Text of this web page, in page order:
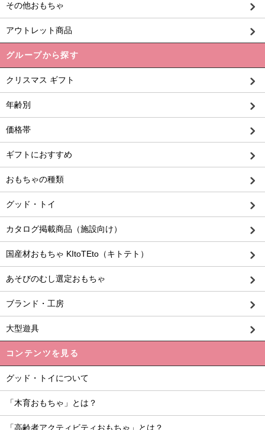
その他おもちゃ
アウトレット商品
グループから探す
クリスマス ギフト
年齢別
価格帯
ギフトにおすすめ
おもちゃの種類
グッド・トイ
カタログ掲載商品（施設向け）
国産材おもちゃ KItoTEto（キトテト）
あそびのむし選定おもちゃ
ブランド・工房
大型遊具
コンテンツを見る
グッド・トイについて
「木育おもちゃ」とは？
「高齢者アクティビティおもちゃ」とは？